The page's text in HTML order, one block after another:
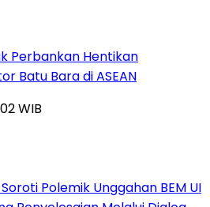
Perbankan Hentikan
Batu Bara di ASEAN
WIB
Polemik Unggahan BEM UI